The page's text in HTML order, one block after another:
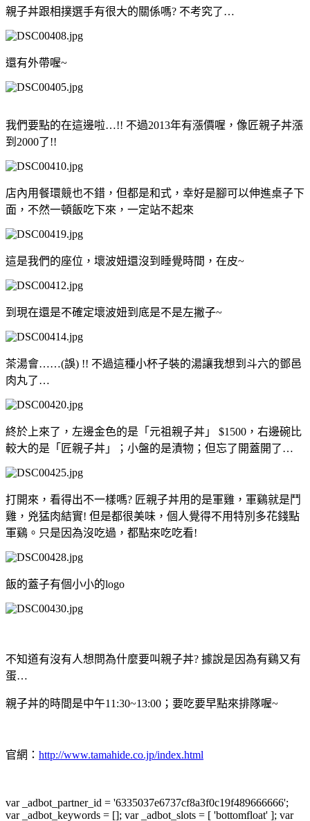
親子丼跟相撲選手有很大的關係嗎? 不考究了…
還有外帶喔~
我們要點的在這邊啦…!! 不過2013年有漲價喔，像匠親子丼漲
到2000了!!
店內用餐環競也不錯，但都是和式，幸好是腳可以伸進桌子下
面，不然一頓飯吃下來，一定站不起來
這是我們的座位，壞波妞還沒到睡覺時間，在皮~
到現在還是不確定壞波妞到底是不是左撇子~
茶湯會……(誤) !! 不過這種小杯子裝的湯讓我想到斗六的鄧邑
肉丸了…
終於上來了，左邊金色的是「元祖親子丼」 $1500，右邊碗比
較大的是「匠親子丼」；小盤的是漬物；但忘了開蓋開了…
打開來，看得出不一樣嗎? 匠親子丼用的是軍雞，軍鷄就是鬥
雞，兇猛肉結實! 但是都很美味，個人覺得不用特別多花錢點
軍鷄。只是因為沒吃過，都點來吃吃看!
飯的蓋子有個小小的logo
不知道有沒有人想問為什麼要叫親子丼? 據說是因為有鷄又有
蛋…
親子丼的時間是中午11:30~13:00；要吃要早點來排隊喔~
官網： http://www.tamahide.co.jp/index.html
var _adbot_partner_id = '6335037e6737cf8a3f0c19f489666666';
var _adbot_keywords = []; var _adbot_slots = [ 'bottomfloat' ]; var